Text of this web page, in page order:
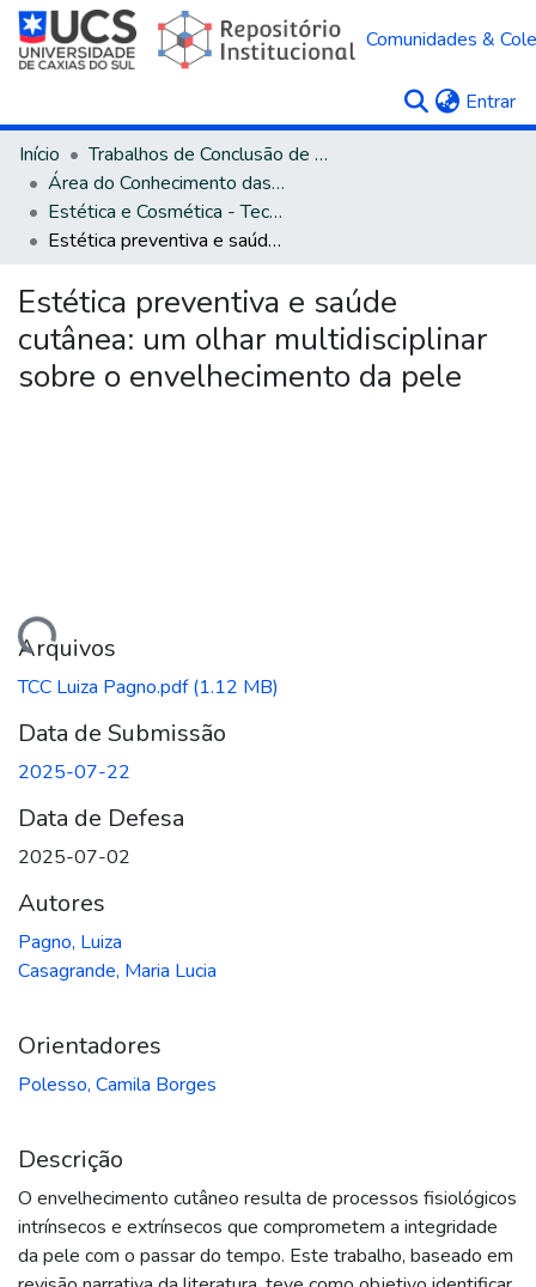
Comunidades &
Entrar
Início
Trabalhos de Conclusão de Curso
Área do Conhecimento das Ciências da Saúde
Estética e Cosmética - Tecnologia
Estética preventiva e saúde cutânea: um olhar multidisciplinar sobre o envelhecimento da pele
Estética preventiva e saúde
cutânea: um olhar multidisciplinar
sobre o envelhecimento da pele
Arquivos
TCC Luiza Pagno.pdf(1.12 MB)
Data de Submissão
2025-07-22
Data de Defesa
2025-07-02
Autores
Pagno, Luiza
Casagrande, Maria Lucia
Orientadores
Polesso, Camila Borges
Descrição
O envelhecimento cutâneo resulta de processos fisiológicos
intrínsecos e extrínsecos que comprometem a integridade
da pele com o passar do tempo. Este trabalho, baseado em